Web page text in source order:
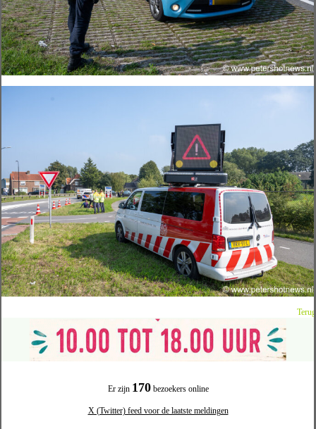
Er zijn 170bezoekers online
X (Twitter) feed voor de laatste meldingen
Terug